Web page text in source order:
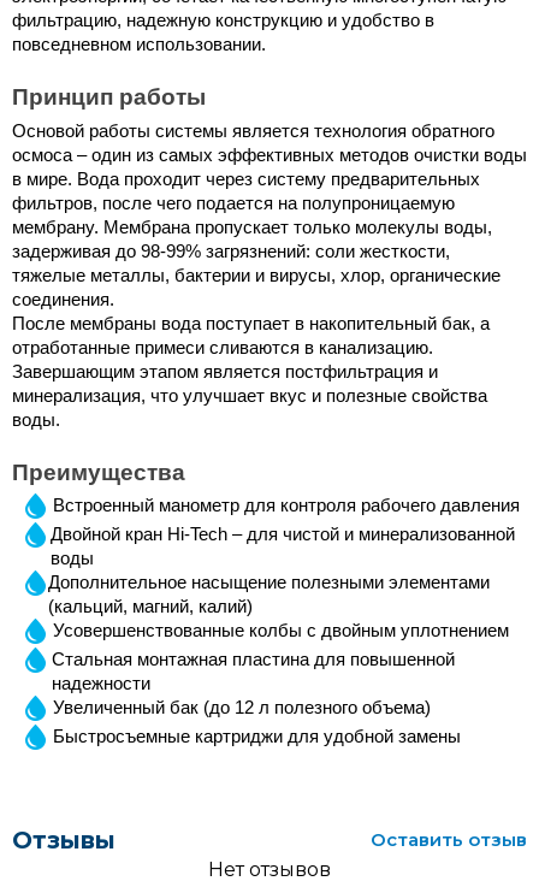
фильтрацию, надежную конструкцию и удобство в
повседневном использовании.
Принцип работы
Основой работы системы является технология обратного
осмоса – один из самых эффективных методов очистки воды
в мире. Вода проходит через систему предварительных
фильтров, после чего подается на полупроницаемую
мембрану. Мембрана пропускает только молекулы воды,
задерживая до 98-99% загрязнений: соли жесткости,
тяжелые металлы, бактерии и вирусы, хлор, органические
соединения.
После мембраны вода поступает в накопительный бак, а
отработанные примеси сливаются в канализацию.
Завершающим этапом является постфильтрация и
минерализация, что улучшает вкус и полезные свойства
воды.
Преимущества
Встроенный манометр для контроля рабочего давления
Двойной кран Hi-Tech – для чистой и минерализованной
воды
Дополнительное насыщение полезными элементами
(кальций, магний, калий)
Усовершенствованные колбы с двойным уплотнением
Стальная монтажная пластина для повышенной
надежности
Увеличенный бак (до 12 л полезного объема)
Быстросъемные картриджи для удобной замены
Отзывы
Оставить отзыв
Нет отзывов